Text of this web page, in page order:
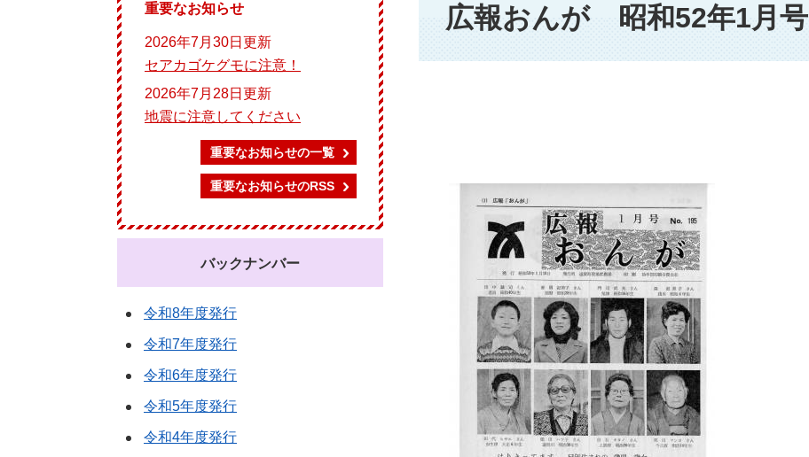
広報おんが 昭和52年1月号
重要なお知らせ
2026年7月30日更新
セアカゴケグモに注意！
2026年7月28日更新
地震に注意してください
重要なお知らせの一覧
重要なお知らせのRSS
バックナンバー
令和8年度発行
令和7年度発行
令和6年度発行
令和5年度発行
令和4年度発行